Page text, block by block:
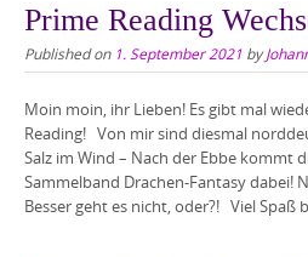
Prime Reading
Published on 1. September 2021 by
Moin moin, ihr Lieben! Es gibt mal
Reading! Von mir sind diesmal
Salz im Wind – Nach der Ebbe kommt
Sammelband Drachen-Fantasy dabei!
Besser geht es nicht, oder?! Viel Spaß